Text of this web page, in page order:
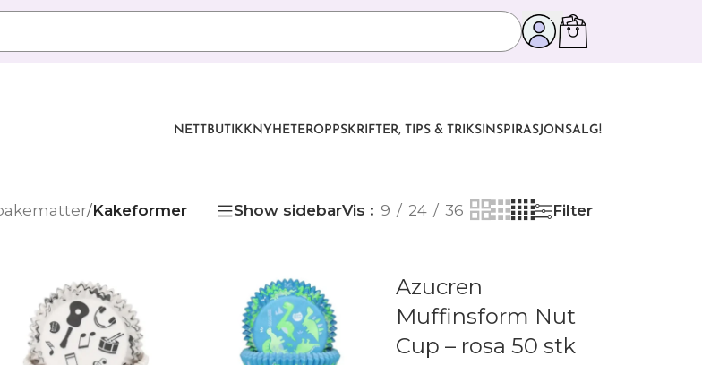
NETTBUTIKK NYHETEROPPSKRIFTER, TIPS & TRIKS INSPIRASJONSALG!
/Kakeformer Show sidebarVis 9 24 36 Filter
Azucren
Muffinsform Nut
Cup – rosa 50 stk